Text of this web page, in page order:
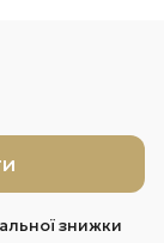
знижки